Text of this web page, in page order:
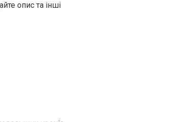
опис та інші